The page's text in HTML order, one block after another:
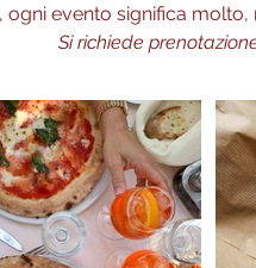
evento significa
Si richiede